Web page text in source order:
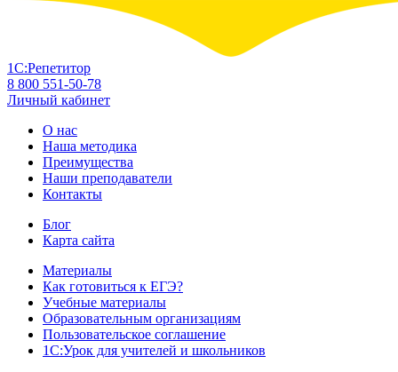
1С:Репетитор
8 800 551-50-78
Личный кабинет
О нас
Наша методика
Преимущества
Наши преподаватели
Контакты
Блог
Карта сайта
Материалы
Как готовиться к ЕГЭ?
Учебные материалы
Образовательным организациям
Пользовательское соглашение
1С:Урок для учителей и школьников